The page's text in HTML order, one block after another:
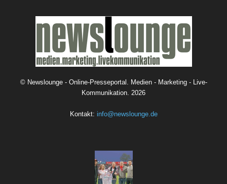
© Newslounge - Online-Presseportal. Medien - Marketing - Live-
Kommunikation. 2026
Kontakt: info@newslounge.de